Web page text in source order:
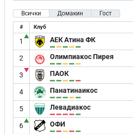
Всички Домакин Гост
# Клуб
1
▲ АЕК Атина ФК
2 Олимпиакос Пирея
3
▼ ПАОК
4 Панатинаикос
5 Левадиакос
6
▲ ОФИ